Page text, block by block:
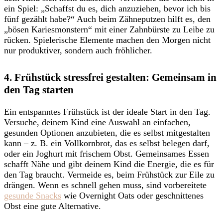
ein Spiel: „Schaffst du es, dich anzuziehen, bevor ich bis
fünf gezählt habe?“ Auch beim Zähneputzen hilft es, den
„bösen Kariesmonstern“ mit einer Zahnbürste zu Leibe zu
rücken. Spielerische Elemente machen den Morgen nicht
nur produktiver, sondern auch fröhlicher.
4. Frühstück stressfrei gestalten: Gemeinsam in
den Tag starten
Ein entspanntes Frühstück ist der ideale Start in den Tag.
Versuche, deinem Kind eine Auswahl an einfachen,
gesunden Optionen anzubieten, die es selbst mitgestalten
kann – z. B. ein Vollkornbrot, das es selbst belegen darf,
oder ein Joghurt mit frischem Obst. Gemeinsames Essen
schafft Nähe und gibt deinem Kind die Energie, die es für
den Tag braucht. Vermeide es, beim Frühstück zur Eile zu
drängen. Wenn es schnell gehen muss, sind vorbereitete
gesunde Snacks wie Overnight Oats oder geschnittenes
Obst eine gute Alternative.